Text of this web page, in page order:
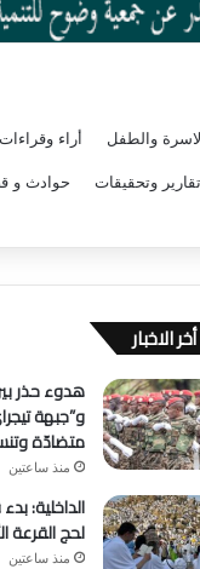
والطفل أراء وقراءات
تقارير وتحقيقات حوادث و
أخر الاخبار
هدوء حذر
و”جبهة
متضادّة
منذ ساعتين
الداخلية:
لحج القرعة
منذ ساعتين